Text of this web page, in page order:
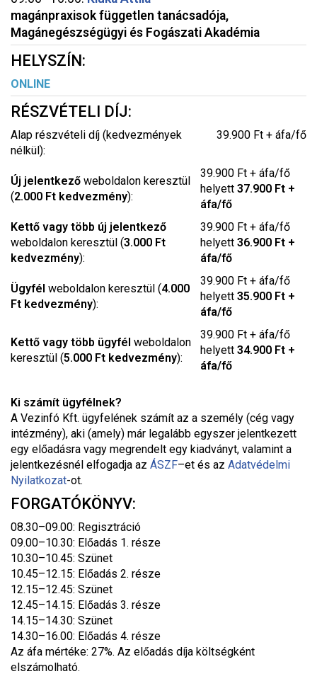
magánpraxisok független tanácsadója,
Magánegészségügyi és Fogászati Akadémia
HELYSZÍN:
ONLINE
RÉSZVÉTELI DÍJ:
Alap részvételi díj (kedvezmények
nélkül):
39.900 Ft + áfa/fő
Új jelentkező weboldalon keresztül
(2.000 Ft kedvezmény):
39.900 Ft + áfa/fő
helyett 37.900 Ft +
áfa/fő
Kettő vagy több új jelentkező
weboldalon keresztül (3.000 Ft
kedvezmény):
39.900 Ft + áfa/fő
helyett 36.900 Ft +
áfa/fő
Ügyfél weboldalon keresztül (4.000
Ft kedvezmény):
39.900 Ft + áfa/fő
helyett 35.900 Ft +
áfa/fő
Kettő vagy több ügyfél weboldalon
keresztül (5.000 Ft kedvezmény):
39.900 Ft + áfa/fő
helyett 34.900 Ft +
áfa/fő
Ki számít ügyfélnek?
A Vezinfó Kft. ügyfelének számít az a személy (cég vagy
intézmény), aki (amely) már legalább egyszer jelentkezett
egy előadásra vagy megrendelt egy kiadványt, valamint a
jelentkezésnél elfogadja az ÁSZF–et és az Adatvédelmi
Nyilatkozat-ot.
FORGATÓKÖNYV:
08.30–09.00: Regisztráció
09.00–10.30: Előadás 1. része
10.30–10.45: Szünet
10.45–12.15: Előadás 2. része
12.15–12.45: Szünet
12.45–14.15: Előadás 3. része
14.15–14.30: Szünet
14.30–16.00: Előadás 4. része
Az áfa mértéke: 27%. Az előadás díja költségként
elszámolható.